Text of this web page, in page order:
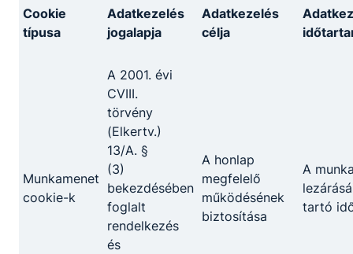
esti képzés (2 évfolyam)
Felnőttek szakmai oktatása:
turizmus-vendéglátás ágazat (cukrász;
építőipar ágazat (burkoló)
Cookie
típusa
Adatkezelés
jogalapja
Adatkezelés
célja
Munkamenet
cookie-k
A 2001. évi
CVIII.
törvény
(Elkertv.)
13/A. §
(3)
bekezdésében
foglalt
rendelkezés
és
A honlap
megfelelő
működésének
biztosítása
A
tartó